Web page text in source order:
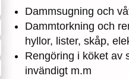
Dammsugning och
Dammtorkning och
hyllor, lister, skåp,
Rengöring i köket av
invändigt m.m